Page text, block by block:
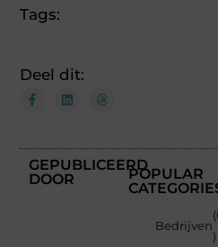
Tags:
Deel dit:
GEPUBLICEERD
DOOR
POPULAR
Bedrijven
)